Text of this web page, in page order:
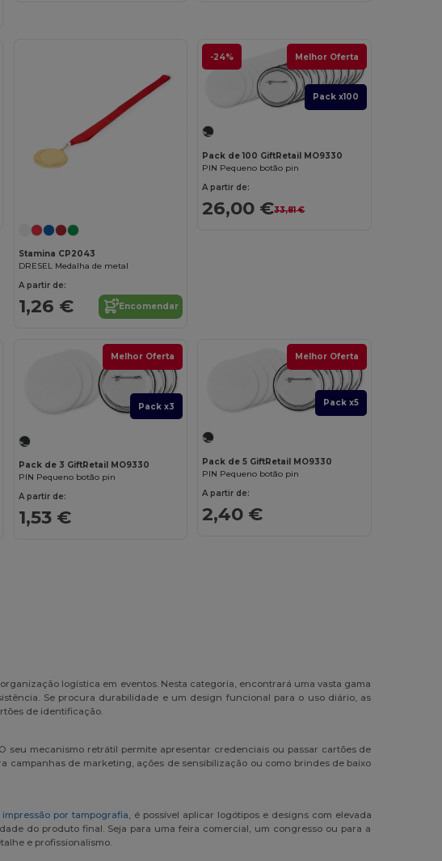
Stamina CP2043
DRESEL Medalha de metal
A partir de:
1,26 € Encomendar
-24% Melhor Oferta
Pack x100
Pack de 100 GiftRetail MO9330
PIN Pequeno botão pin
A partir de:
26,00 €33,81 €
Melhor Oferta
Pack x3
Pack de 3 GiftRetail MO9330
PIN Pequeno botão pin
A partir de:
1,53 €
Melhor Oferta
Pack x5
Pack de 5 GiftRetail MO9330
PIN Pequeno botão pin
A partir de:
2,40 €
logística em eventos. Nesta categoria, encontrará uma vasta gama
Se procura durabilidade e um design funcional para o uso diário, as
de identificação.
seu mecanismo retrátil permite apresentar credenciais ou passar cartões de
campanhas de marketing, ações de sensibilização ou como brindes de baixo
impressão por tampografia, é possível aplicar logótipos e designs com elevada
do produto final. Seja para uma feira comercial, um congresso ou para a
e profissionalismo.